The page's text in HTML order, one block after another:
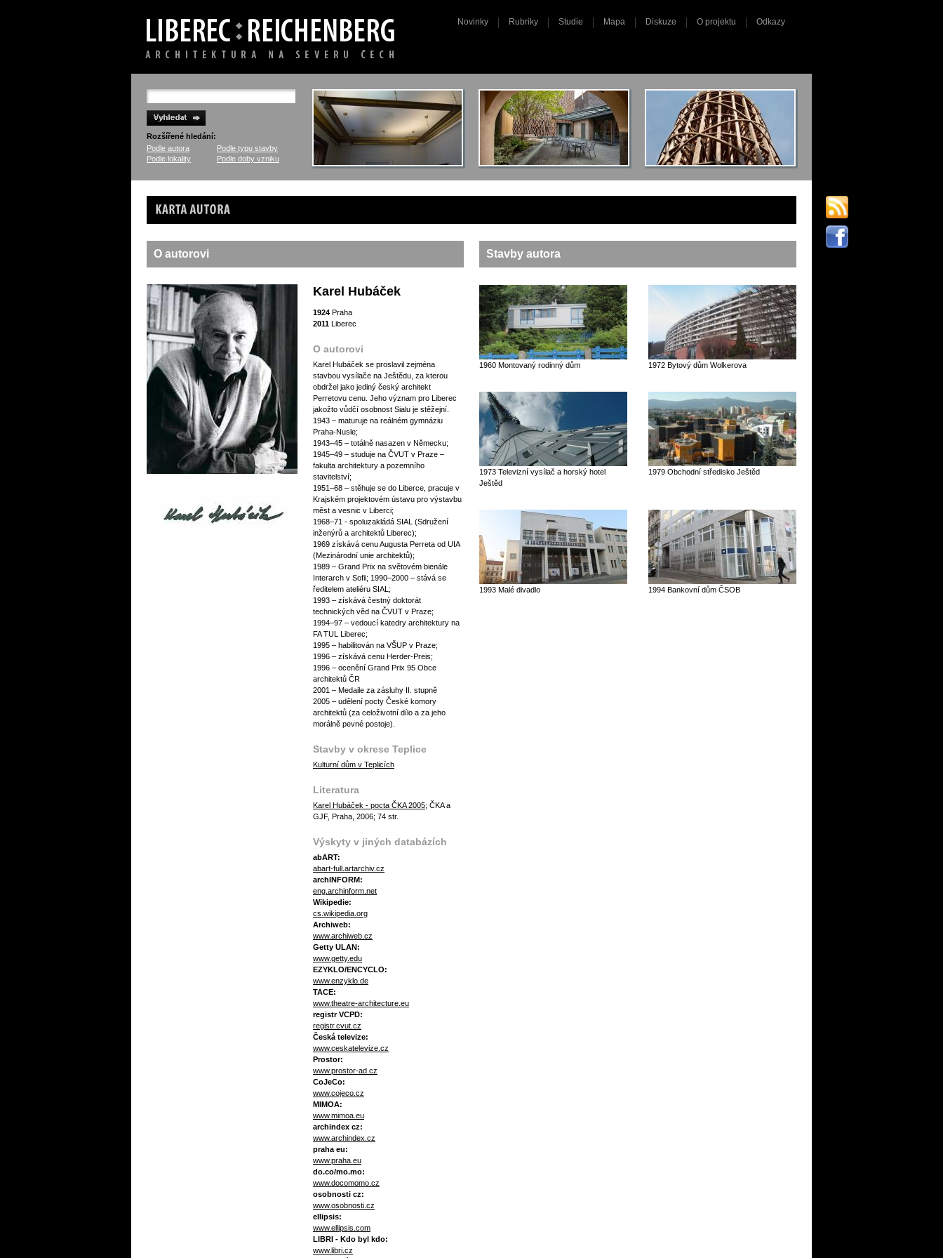
Novinky Rubriky Studie Mapa Diskuze O projektu Odkazy
Rozšířené hledání:
Podle autora
Podle typu stavby
Podle lokality
Podle doby vzniku
Karta autora
O autorovi
Karel Hubáček
1924 Praha
2011 Liberec
O autorovi
Karel Hubáček se proslavil zejména
stavbou vysílače na Ještědu, za kterou
obdržel jako jediný český architekt
Perretovu cenu. Jeho význam pro Liberec
jakožto vůdčí osobnost Sialu je stěžejní.
1943 – maturuje na reálném gymnáziu
Praha-Nusle;
1943–45 – totálně nasazen v Německu;
1945–49 – studuje na ČVUT v Praze –
fakulta architektury a pozemního
stavitelství;
1951–68 – stěhuje se do Liberce, pracuje v
Krajském projektovém ústavu pro výstavbu
měst a vesnic v Liberci;
1968–71 - spoluzakládá SIAL (Sdružení
inženýrů a architektů Liberec);
1969 získává cenu Augusta Perreta od UIA
(Mezinárodní unie architektů);
1989 – Grand Prix na světovém bienále
Interarch v Sofii; 1990–2000 – stává se
ředitelem ateliéru SIAL;
1993 – získává čestný doktorát
technických věd na ČVUT v Praze;
1994–97 – vedoucí katedry architektury na
FA TUL Liberec;
1995 – habilitován na VŠUP v Praze;
1996 – získává cenu Herder-Preis;
1996 – ocenění Grand Prix 95 Obce
architektů ČR
2001 – Medaile za zásluhy II. stupně
2005 – udělení pocty České komory
architektů (za celoživotní dílo a za jeho
morálně pevné postoje).
Stavby v okrese Teplice
Kulturní dům v Teplicích
Literatura
Karel Hubáček - pocta ČKA 2005; ČKA a
GJF, Praha, 2006; 74 str.
Výskyty v jiných databázích
abART:
abart-full.artarchiv.cz
archINFORM:
eng.archinform.net
Wikipedie:
cs.wikipedia.org
Archiweb:
www.archiweb.cz
Getty ULAN:
www.getty.edu
EZYKLO/ENCYCLO:
www.enzyklo.de
TACE:
www.theatre-architecture.eu
registr VCPD:
registr.cvut.cz
Česká televize:
www.ceskatelevize.cz
Prostor:
www.prostor-ad.cz
CoJeCo:
www.cojeco.cz
MIMOA:
www.mimoa.eu
archindex cz:
www.archindex.cz
praha eu:
www.praha.eu
do.co/mo.mo:
www.docomomo.cz
osobnosti cz:
www.osobnosti.cz
ellipsis:
www.ellipsis.com
LIBRI - Kdo byl kdo:
www.libri.cz
Stavby autora
1960 Montovaný rodinný dům 1972 Bytový dům Wolkerova
1973 Televizní vysílač a horský hotel
Ještěd
1979 Obchodní středisko Ještěd
1993 Malé divadlo 1994 Bankovní dům ČSOB